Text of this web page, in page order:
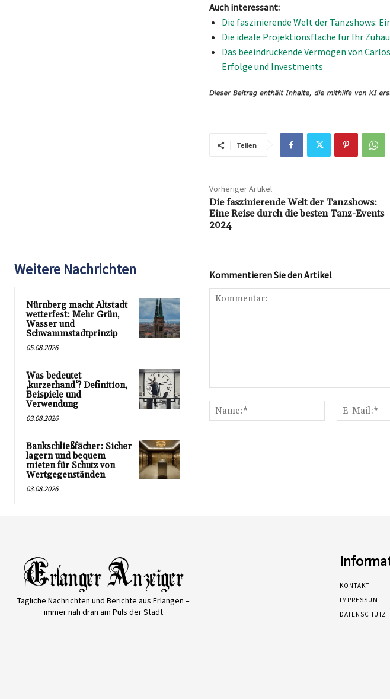
Auch interessant:
Die faszinierende Welt der Tanzshows:
Die ideale Projektionsfläche für Ihr
Das beeindruckende Vermögen von
Erfolge und Investments
Teilen
Vorheriger Artikel
Die faszinierende Welt der Tanzshows:
Eine Reise durch die besten Tanz-Events
2024
Weitere Nachrichten
Nürnberg macht Altstadt
wetterfest: Mehr Grün,
Wasser und
Schwammstadtprinzip
05.08.2026
Was bedeutet
‚kurzerhand‘? Definition,
Beispiele und
Verwendung
03.08.2026
Bankschließfächer: Sicher
lagern und bequem
mieten für Schutz von
Wertgegenständen
03.08.2026
Kommentieren Sie den Artikel
Name:*
Tägliche Nachrichten und Berichte aus Erlangen –
immer nah dran am Puls der Stadt
KONTAKT
IMPRESSUM
DATENSCHUTZ